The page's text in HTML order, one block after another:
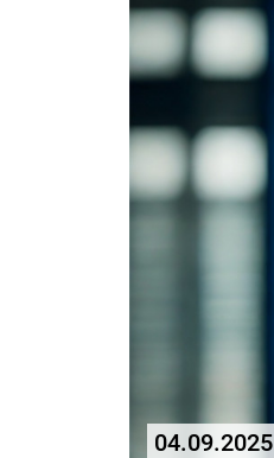
04.09.2025